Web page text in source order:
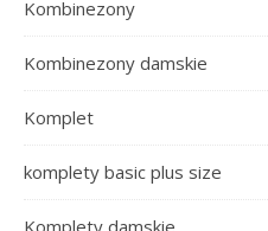
Kombinezony
Kombinezony damskie
Komplet
komplety basic plus size